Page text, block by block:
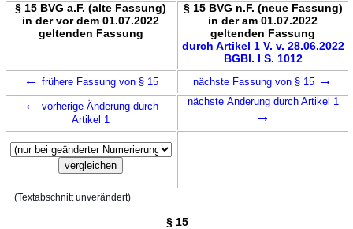
§ 15 BVG a.F. (alte Fassung)
in der vor dem 01.07.2022
geltenden Fassung
§ 15 BVG n.F. (neue Fassung)
in der am 01.07.2022
geltenden Fassung
durch Artikel 1 V. v. 28.06.2022
BGBl. I S. 1012
← frühere Fassung von § 15 nächste Fassung von § 15 →
← vorherige Änderung durch
Artikel 1
nächste Änderung durch Artikel 1
→
(Textabschnitt unverändert)
§ 15